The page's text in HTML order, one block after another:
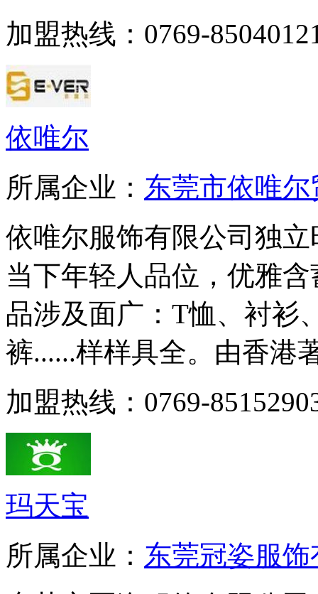
加盟热线：0769-
依唯尔
所属企业： 东莞市依唯
依唯尔服饰有限公司独
当下年轻人品位，优雅
品涉及面广：T恤、衬衫
裤......样样具全。由香港
加盟热线：0769-
玛天宝
所属企业： 东莞冠姿服